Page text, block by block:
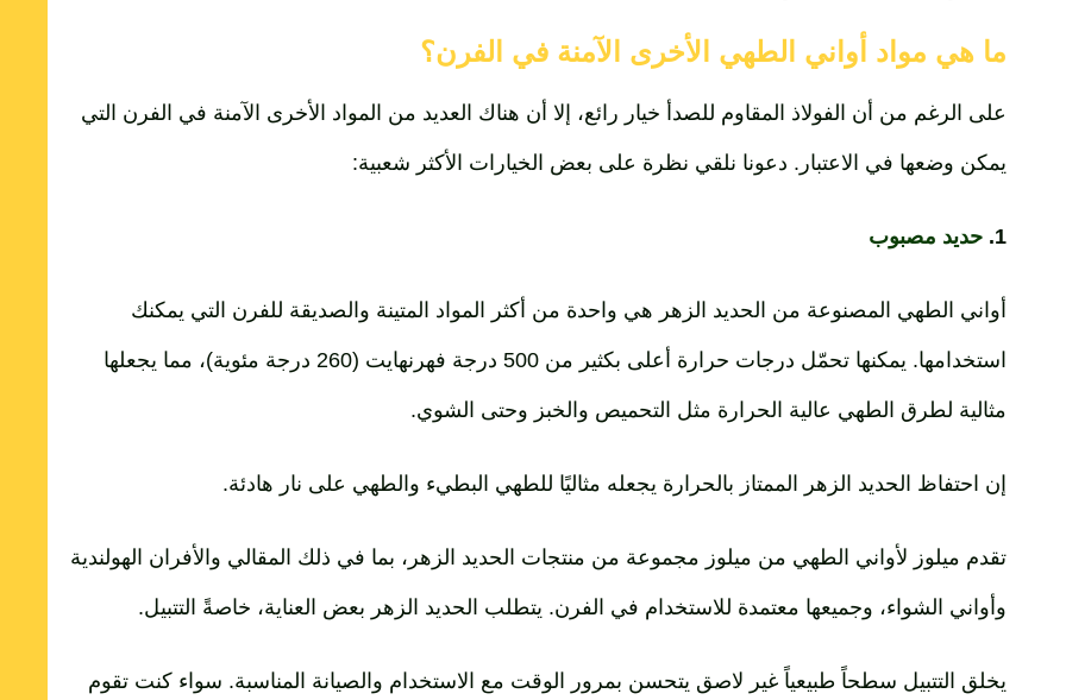
ما هي مواد أواني الطهي الأخرى الآمنة في الفرن؟
على الرغم من أن الفولاذ المقاوم للصدأ خيار رائع، إلا أن هناك العديد من المواد الأخرى الآمنة في الفرن التي
يمكن وضعها في الاعتبار. دعونا نلقي نظرة على بعض الخيارات الأكثر شعبية:
1. حديد مصبوب
أواني الطهي المصنوعة من الحديد الزهر هي واحدة من أكثر المواد المتينة والصديقة للفرن التي يمكنك
استخدامها. يمكنها تحمّل درجات حرارة أعلى بكثير من 500 درجة فهرنهايت (260 درجة مئوية)، مما يجعلها
مثالية لطرق الطهي عالية الحرارة مثل التحميص والخبز وحتى الشوي.
إن احتفاظ الحديد الزهر الممتاز بالحرارة يجعله مثاليًا للطهي البطيء والطهي على نار هادئة.
تقدم ميلوز لأواني الطهي من ميلوز مجموعة من منتجات الحديد الزهر، بما في ذلك المقالي والأفران الهولندية
وأواني الشواء، وجميعها معتمدة للاستخدام في الفرن. يتطلب الحديد الزهر بعض العناية، خاصةً التتبيل.
يخلق التتبيل سطحاً طبيعياً غير لاصق يتحسن بمرور الوقت مع الاستخدام والصيانة المناسبة. سواء كنت تقوم